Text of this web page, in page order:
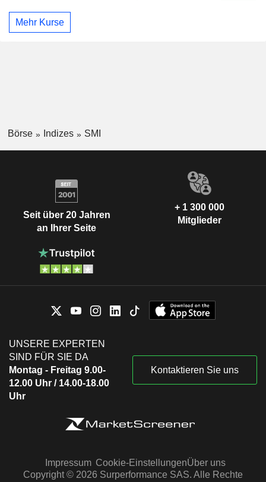
Mehr Kurse
Börse Indizes SMI
Seit über 20 Jahren
an Ihrer Seite
+ 1 300 000
Mitglieder
UNSERE EXPERTEN
SIND FÜR SIE DA
Montag - Freitag 9.00-
12.00 Uhr / 14.00-18.00
Uhr
Kontaktieren Sie uns
Impressum Cookie-EinstellungenÜber uns
Copyright © 2026 Surperformance SAS. Alle Rechte